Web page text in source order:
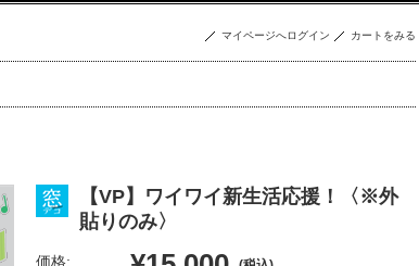
マイページへログイン カートをみる
【VP】ワイワイ新生活応援！〈※外
貼りのみ〉
価格: